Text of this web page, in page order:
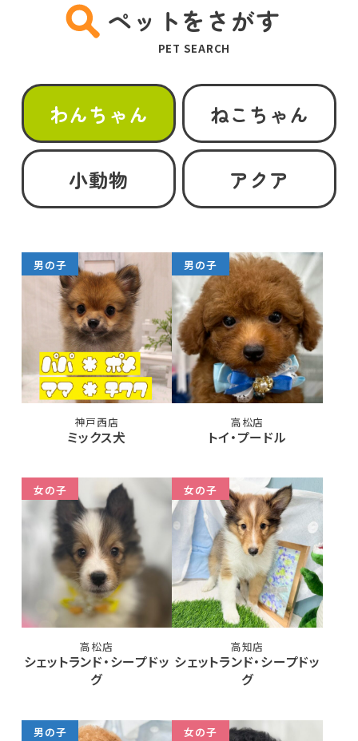
ペットをさがす
PET SEARCH
わんちゃん ねこちゃん
小動物 アクア
男の子
神戸西店
ミックス犬
男の子
高松店
トイ・プードル
女の子
高松店
シェットランド・シープドッ
グ
女の子
高知店
シェットランド・シープドッ
グ
男の子 女の子